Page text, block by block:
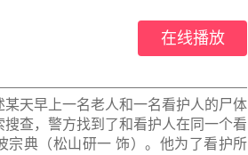
在线播放
某天早上一名老人和一名看护人的尸体
搜查，警方找到了和看护人在同一个看
宗典（松山研一 饰）。他为了看护所